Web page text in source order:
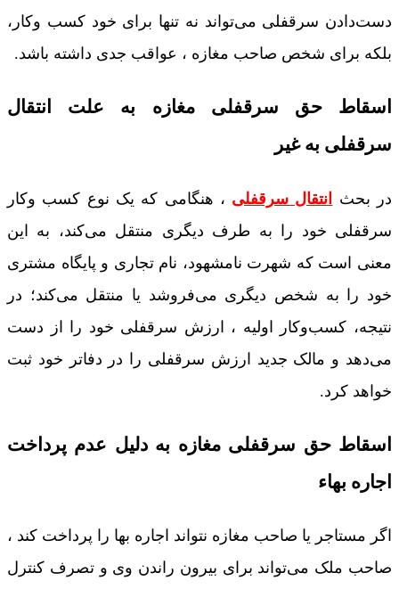
دست‌دادن سرقفلی می‌تواند نه ‌تنها برای خود کسب ‌وکار،
بلکه برای شخص صاحب مغازه ، عواقب جدی داشته باشد.
اسقاط حق سرقفلی مغازه به علت انتقال
سرقفلی به غیر
در بحث انتقال سرقفلی ، هنگامی که یک نوع کسب ‌وکار
سرقفلی خود را به طرف دیگری منتقل می‌کند، به این
معنی است که شهرت نامشهود، نام تجاری و پایگاه مشتری
خود را به شخص دیگری می‌فروشد یا منتقل می‌کند؛ در
نتیجه، کسب‌وکار اولیه ، ارزش سرقفلی خود را از دست
می‌دهد و مالک جدید ارزش سرقفلی را در دفاتر خود ثبت
خواهد کرد.
اسقاط حق سرقفلی مغازه به دلیل عدم پرداخت
اجاره بهاء
اگر مستاجر یا صاحب مغازه نتواند اجاره ‌بها را پرداخت کند ،
صاحب ملک می‌تواند برای بیرون راندن وی و تصرف کنترل